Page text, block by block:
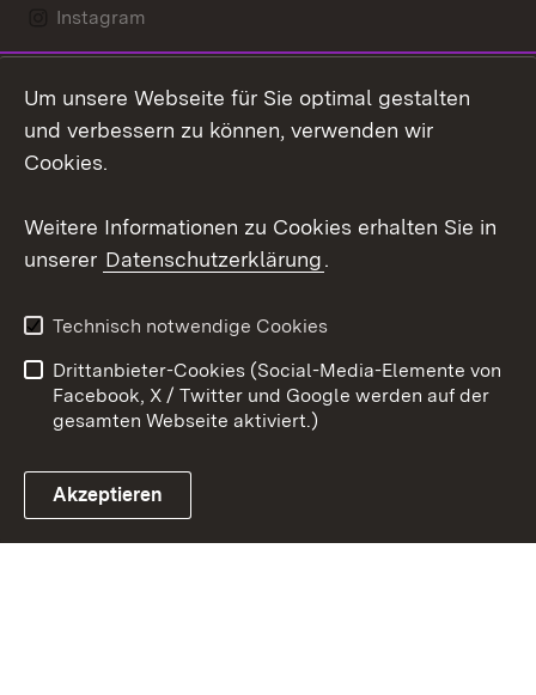
Instagram
Mastodon
Youtube
Link zum Landesportal
Kontakt
Datenschutz
Barrierefreiheit
Impressum Cookies
Um unsere Webseite für Sie optimal gestalten
und verbessern zu können, verwenden wir
Cookies.
Weitere Informationen zu Cookies erhalten Sie in
unserer Datenschutzerklärung.
Technisch notwendige Cookies
Drittanbieter-Cookies (Social-Media-Elemente von
Facebook, X / Twitter und Google werden auf der
gesamten Webseite aktiviert.)
Akzeptieren